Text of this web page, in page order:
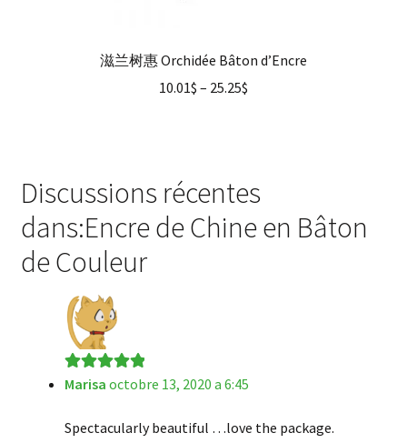
滋兰树惠 Orchidée Bâton d’Encre
10.01$ – 25.25$
Discussions récentes
dans:Encre de Chine en Bâton
de Couleur
Note5sur 5
Marisa octobre 13, 2020 a 6:45
Spectacularly beautiful …love the package.